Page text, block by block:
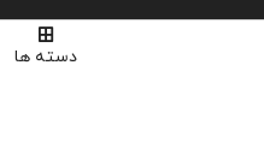
دسته ها